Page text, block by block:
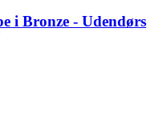
i Bronze - Udendørs